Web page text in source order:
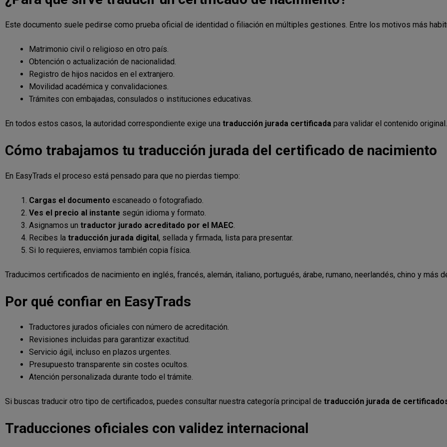
Este documento suele pedirse como prueba oficial de identidad o filiación en múltiples gestiones. Entre los motivos más
Matrimonio civil o religioso en otro país.
Obtención o actualización de nacionalidad.
Registro de hijos nacidos en el extranjero.
Movilidad académica y convalidaciones.
Trámites con embajadas, consulados o instituciones educativas.
En todos estos casos, la autoridad correspondiente exige una traducción jurada certificada para validar el contenido original.
Cómo trabajamos tu traducción jurada del certificado de nacimiento
En EasyTrads el proceso está pensado para que no pierdas tiempo:
Cargas el documento escaneado o fotografiado.
Ves el precio al instante según idioma y formato.
Asignamos un traductor jurado acreditado por el MAEC.
Recibes la traducción jurada digital, sellada y firmada, lista para presentar.
Si lo requieres, enviamos también copia física.
Traducimos certificados de nacimiento en inglés, francés, alemán, italiano, portugués, árabe, rumano, neerlandés, chino y más
Por qué confiar en EasyTrads
Traductores jurados oficiales con número de acreditación.
Revisiones incluidas para garantizar exactitud.
Servicio ágil, incluso en plazos urgentes.
Presupuesto transparente sin costes ocultos.
Atención personalizada durante todo el trámite.
Si buscas traducir otro tipo de certificados, puedes consultar nuestra categoría principal de traducción jurada de
Traducciones oficiales con validez internacional